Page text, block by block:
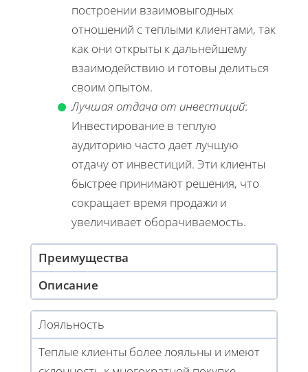
построении взаимовыгодных
отношений с теплыми клиентами, так
как они открыты к дальнейшему
взаимодействию и готовы делиться
своим опытом.
Лучшая отдача от инвестиций:
Инвестирование в теплую
аудиторию часто дает лучшую
отдачу от инвестиций. Эти клиенты
быстрее принимают решения, что
сокращает время продажи и
увеличивает оборачиваемость.
Преимущества
Описание
Лояльность
Теплые клиенты более лояльны и имеют